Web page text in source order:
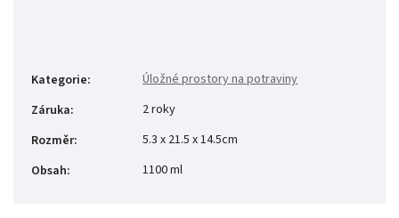
Kategorie:
Úložné prostory na potraviny
Záruka:
2 roky
Rozměr:
5.3 x 21.5 x 14.5cm
Obsah: 1100 ml